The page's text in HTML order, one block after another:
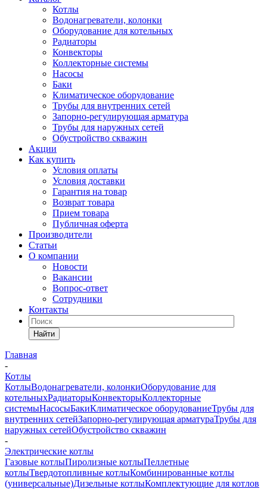
Котлы
Водонагреватели, колонки
Оборудование для котельных
Радиаторы
Конвекторы
Коллекторные системы
Насосы
Баки
Климатическое оборудование
Трубы для внутренних сетей
Запорно-регулирующая арматура
Трубы для наружных сетей
Обустройство скважин
Акции
Как купить
Условия оплаты
Условия доставки
Гарантия на товар
Возврат товара
Прием товара
Публичная оферта
Производители
Статьи
О компании
Новости
Вакансии
Вопрос-ответ
Сотрудники
Контакты
Найти
Главная
-
Котлы
КотлыВодонагреватели, колонкиОборудование для
котельныхРадиаторыКонвекторыКоллекторные
системыНасосыБакиКлиматическое оборудованиеТрубы для
внутренних сетейЗапорно-регулирующая арматураТрубы для
наружных сетейОбустройство скважин
-
Электрические котлы
Газовые котлыПиролизные котлыПеллетные
котлыТвердотопливные котлыКомбинированные котлы
(универсальные)Дизельные котлыКомплектующие для котлов